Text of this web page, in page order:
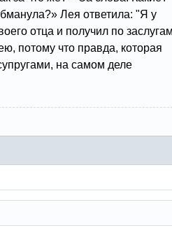
Лея ответила: "Я у
отца и получил по
потому что правда, которая
на самом деле